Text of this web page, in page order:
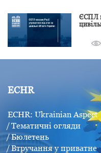
ЄСПЛ
ECHR
ECHR: Ukrainian Aspect
Тематичні огляди
Бюлетень
Втручання у приватне